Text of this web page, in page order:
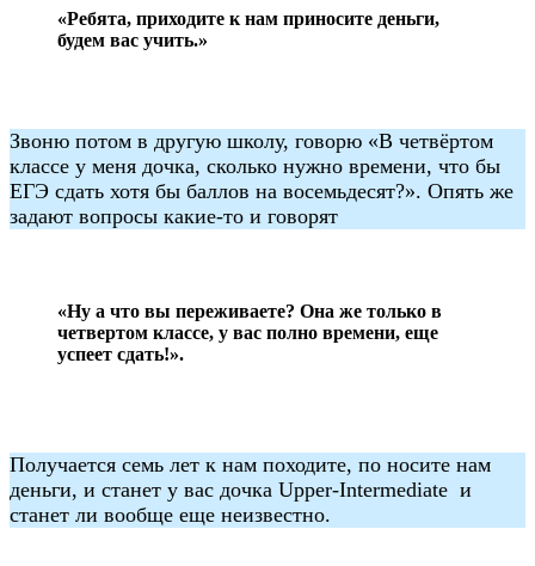
«Ребята, приходите к нам приносите деньги,
будем вас учить.»
Звоню потом в другую школу, говорю «В четвёртом
классе у меня дочка, сколько нужно времени, что бы
ЕГЭ сдать хотя бы баллов на восемьдесят?». Опять же
задают вопросы какие-то и говорят
«Ну а что вы переживаете? Она же только в
четвертом классе, у вас полно времени, еще
успеет сдать!».
Получается семь лет к нам походите, по носите нам
деньги, и станет у вас дочка Upper-Intermediate и
станет ли вообще еще неизвестно.